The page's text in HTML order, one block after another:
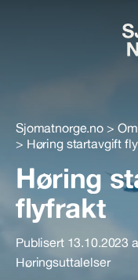
Sjomatnorge.no >
> Høring startavgift
Høring
flyfrakt
Publisert 13.10.2023
Høringsuttalelser